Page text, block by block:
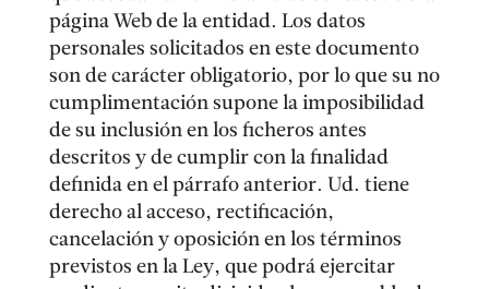
página Web de la entidad. Los datos
personales solicitados en este documento
son de carácter obligatorio, por lo que su no
cumplimentación supone la imposibilidad
de su inclusión en los ficheros antes
descritos y de cumplir con la finalidad
definida en el párrafo anterior. Ud. tiene
derecho al acceso, rectificación,
cancelación y oposición en los términos
previstos en la Ley, que podrá ejercitar